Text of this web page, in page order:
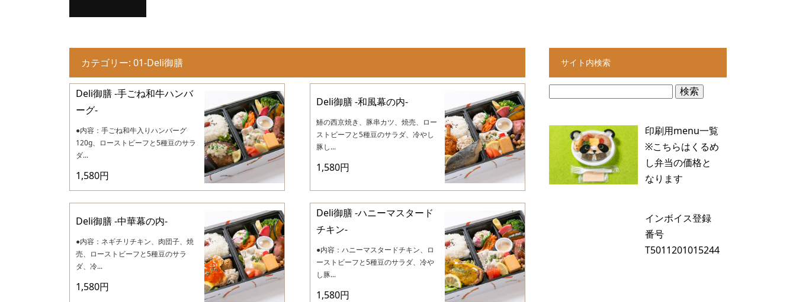
カテゴリー: 01-Deli御膳
Deli御膳 -手ごね和牛ハンバ
ーグ-
●内容：手ごね和牛入りハンバーグ
120g、ローストビーフと5種豆のサラ
ダ...
1,580円
Deli御膳 -和風幕の内-
鰆の西京焼き、豚串カツ、焼売、ロー
ストビーフと5種豆のサラダ、冷やし
豚し...
1,580円
Deli御膳 -中華幕の内-
●内容：ネギチリチキン、肉団子、焼
売、ローストビーフと5種豆のサラ
ダ、冷...
1,580円
Deli御膳 -ハニーマスタード
チキン-
●内容：ハニーマスタードチキン、ロ
ーストビーフと5種豆のサラダ、冷や
し豚...
1,580円
サイト内検索
印刷用menu一覧
※こちらはくるめ
し弁当の価格と
なります
インボイス登録
番号
T5011201015244